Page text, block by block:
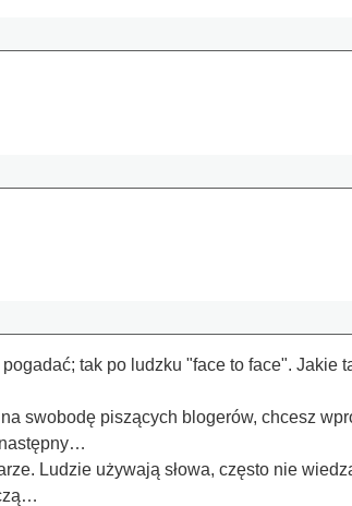
tak po ludzku "face to face". Jakie
swobodę piszących blogerów, chcesz
Ludzie używają słowa, często nie